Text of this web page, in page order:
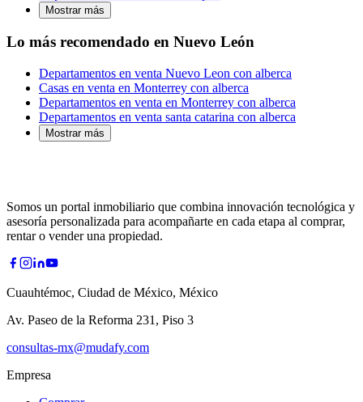
Mostrar más
Lo más recomendado en Nuevo León
Departamentos en venta Nuevo Leon con alberca
Casas en venta en Monterrey con alberca
Departamentos en venta en Monterrey con alberca
Departamentos en venta santa catarina con alberca
Mostrar más
Somos un portal inmobiliario que combina innovación tecnológica y
asesoría personalizada para acompañarte en cada etapa al comprar,
rentar o vender una propiedad.
Cuauhtémoc, Ciudad de México, México
Av. Paseo de la Reforma 231, Piso 3
consultas-mx@mudafy.com
Empresa